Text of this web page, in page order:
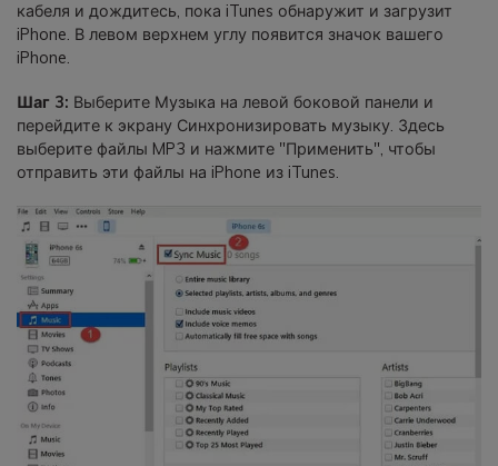
кабеля и дождитесь, пока iTunes обнаружит и загрузит
iPhone. В левом верхнем углу появится значок вашего
iPhone.
Шаг 3: Выберите Музыка на левой боковой панели и
перейдите к экрану Синхронизировать музыку. Здесь
выберите файлы MP3 и нажмите "Применить", чтобы
отправить эти файлы на iPhone из iTunes.